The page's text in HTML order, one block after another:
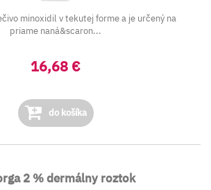
minoxidil v tekutej forme a je určený na
priame naná&scaron...
16,68 €
do košíka
2 % dermálny roztok